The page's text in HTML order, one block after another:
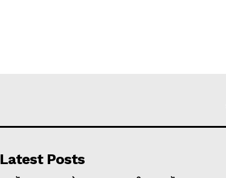
Latest Posts